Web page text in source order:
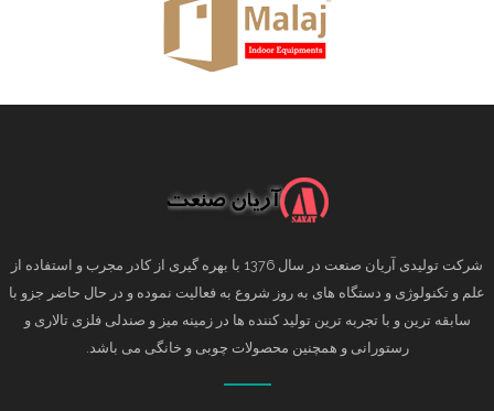
شرکت تولیدی آریان صنعت در سال 1376 با بهره گیری از کادر مجرب و استفاده از
علم و تکنولوژی و دستگاه های به روز شروع به فعالیت نموده و در حال حاضر جزو با
سابقه ترین و با تجربه ترین تولید کننده ها در زمینه میز و صندلی فلزی تالاری و
رستورانی و همچنین محصولات چوبی و خانگی می باشد.